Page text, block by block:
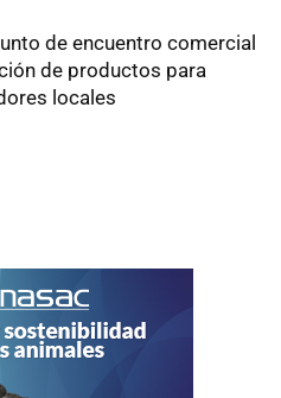
de encuentro comercial
de productos para
locales